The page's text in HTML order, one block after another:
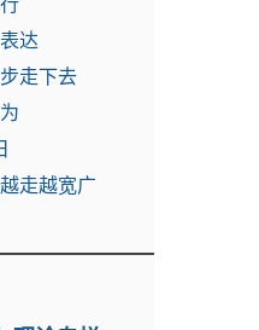
达
走下去
走越宽广